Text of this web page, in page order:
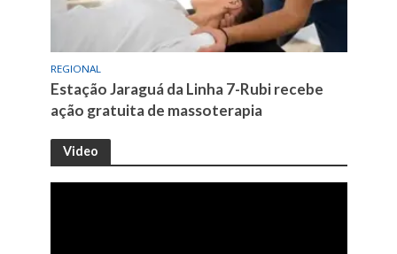
REGIONAL
Estação Jaraguá da Linha 7-Rubi recebe
ação gratuita de massoterapia
Video